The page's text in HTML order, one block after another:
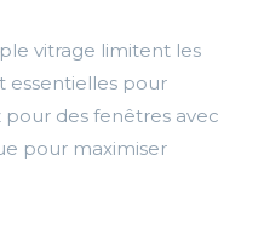
vitrage limitent les
essentielles pour
des fenêtres avec
pour maximiser